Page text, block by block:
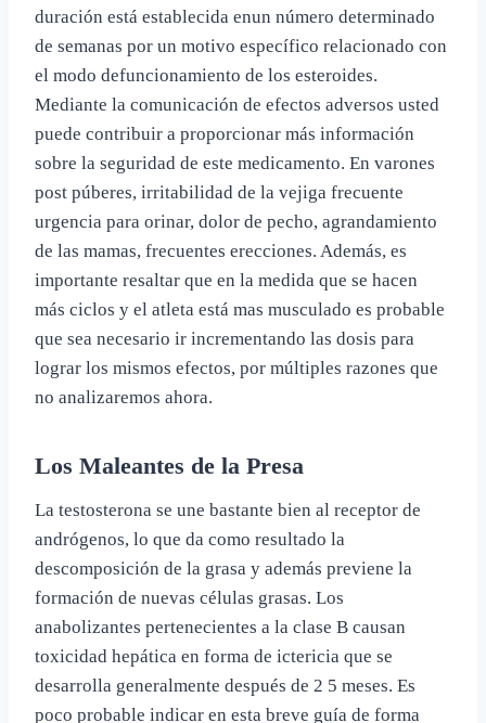
duración está establecida enun número determinado
de semanas por un motivo específico relacionado con
el modo defuncionamiento de los esteroides.
Mediante la comunicación de efectos adversos usted
puede contribuir a proporcionar más información
sobre la seguridad de este medicamento. En varones
post púberes, irritabilidad de la vejiga frecuente
urgencia para orinar, dolor de pecho, agrandamiento
de las mamas, frecuentes erecciones. Además, es
importante resaltar que en la medida que se hacen
más ciclos y el atleta está mas musculado es probable
que sea necesario ir incrementando las dosis para
lograr los mismos efectos, por múltiples razones que
no analizaremos ahora.
Los Maleantes de la Presa
La testosterona se une bastante bien al receptor de
andrógenos, lo que da como resultado la
descomposición de la grasa y además previene la
formación de nuevas células grasas. Los
anabolizantes pertenecientes a la clase B causan
toxicidad hepática en forma de ictericia que se
desarrolla generalmente después de 2 5 meses. Es
poco probable indicar en esta breve guía de forma